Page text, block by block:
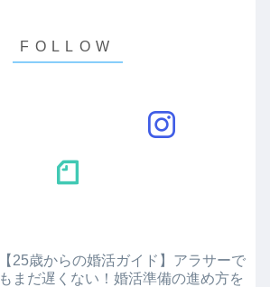
【25歳からの婚活ガイド】アラサーで
もまだ遅くない！婚活準備の進め方を